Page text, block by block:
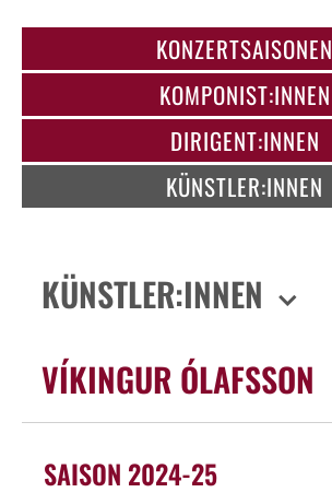
KONZERTSAISONEN
KOMPONIST:INNEN
DIRIGENT:INNEN
KÜNSTLER:INNEN
KÜNSTLER:INNEN
VÍKINGUR ÓLAFSSON
SAISON 2024-25